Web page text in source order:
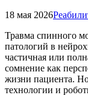
18 мая 2026
Травма спинного
патологий в
частичная или
сомнение как
жизни пациента.
технологии и